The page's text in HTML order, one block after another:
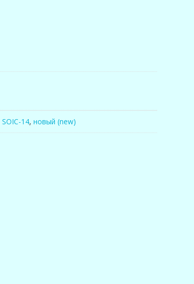
SOIC-14, новый (new)